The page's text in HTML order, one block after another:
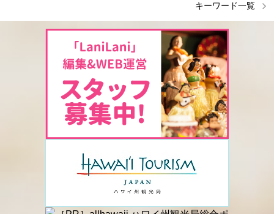
キーワード一覧